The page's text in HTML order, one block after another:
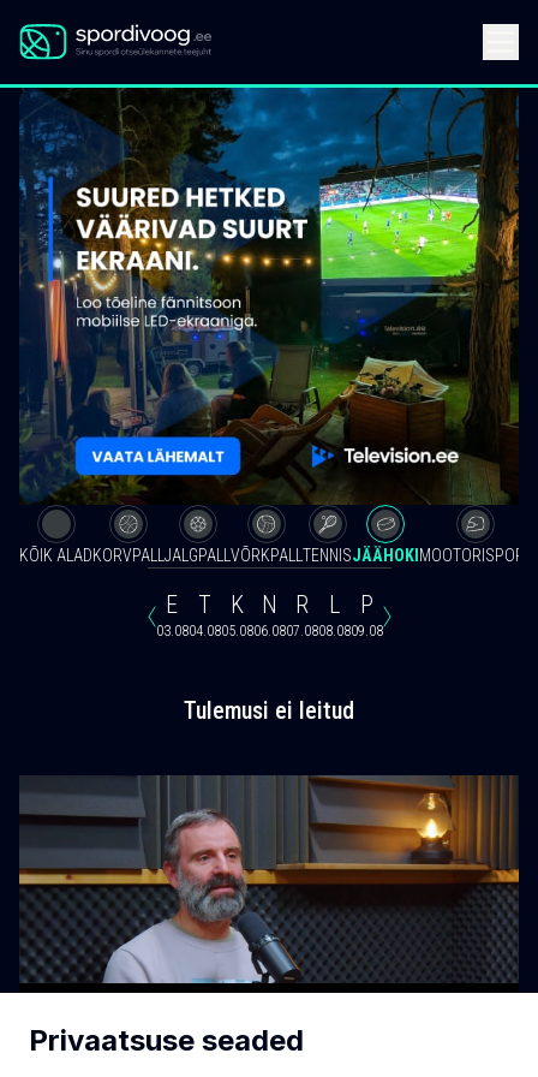
KÕIK ALADKORVPALL JALGPALL VÕRKPALL TENNISJÄÄHOKI MOOTORISPORT
E
03.08
T
04.08
K
05.08
N
06.08
R
07.08
L
08.08
P
09.08
Tulemusi ei leitud
Privaatsuse seaded